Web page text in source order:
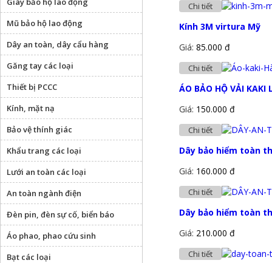
Chi tiết
Kính 3M virtura Mỹ
Giá: 85.000 đ
Chi tiết
ÁO BẢO HỘ VẢI KAKI
Giá: 150.000 đ
Chi tiết
Dây bảo hiểm toàn
Giá: 160.000 đ
Chi tiết
Dây bảo hiểm toàn
Giá: 210.000 đ
Chi tiết
Mũ bảo hộ lao động
Dây an toàn, dây cẩu hàng
Găng tay các loại
Thiết bị PCCC
Kính, mặt nạ
Bảo vệ thính giác
Khẩu trang các loại
Lưới an toàn các loại
An toàn ngành điện
Đèn pin, đèn sự cố, biển báo
Áo phao, phao cứu sinh
Bạt các loại